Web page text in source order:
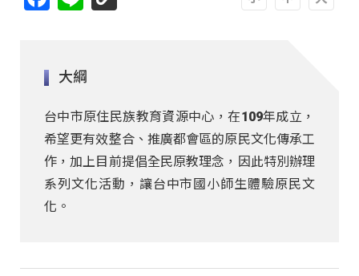
大綱
台中市原住民族教育資源中心，在109年成立，
希望更有效整合、推廣都會區的原民文化傳承工
作，加上目前提倡全民原教理念，因此特別辦理
系列文化活動，讓台中市國小師生體驗原民文
化。